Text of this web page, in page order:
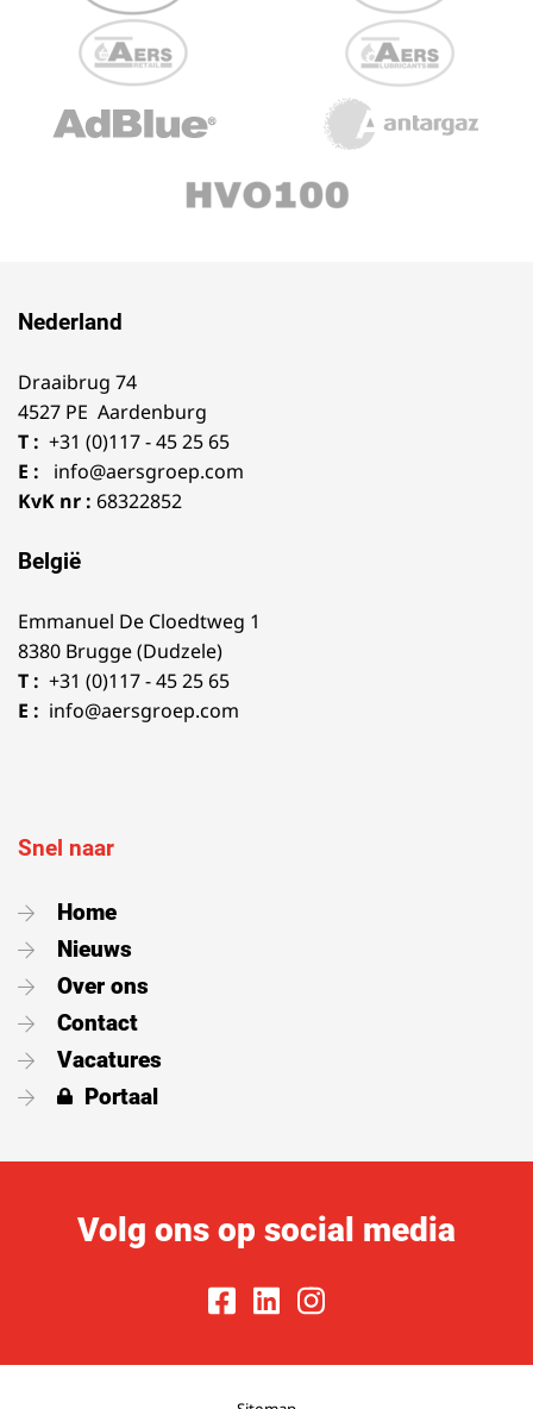
Nederland
Draaibrug 74
4527 PE Aardenburg
T : +31 (0)117 - 45 25 65
E :
info@aersgroep.com
KvK nr : 68322852
België
Emmanuel De Cloedtweg 1
8380 Brugge (Dudzele)
T : +31 (0)117 - 45 25 65
E : info@aersgroep.com
Snel naar
Home
Nieuws
Over ons
Contact
Vacatures
Portaal
Volg ons op social media